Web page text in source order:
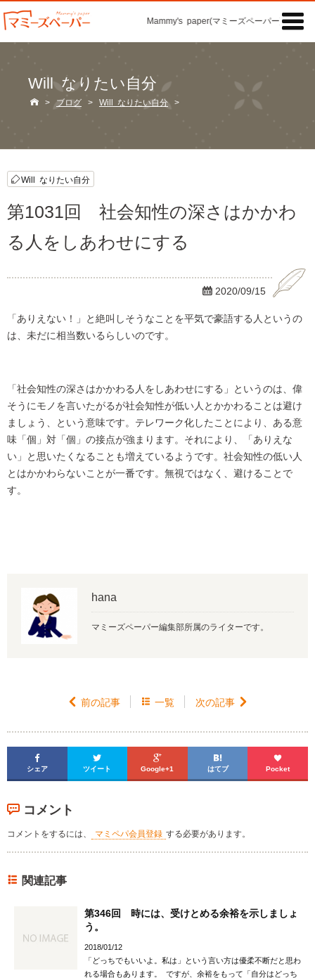
Mammy's paper(マミーズペーパー)の「記事

Will なりたい自分
 > ブログ > Will なりたい自分 >
Will なりたい自分
第1031回 社会知性の深さはかかわ
る人をしあわせにする
 2020/09/15
「ありえない！」と絶叫しそうなことを平気で豪語する人というの
は、未だに相当数いるらしいのです。
「社会知性の深さはかかわる人をしあわせにする」というのは、偉
そうにモノを言いたがるが社会知性が低い人とかかわることは避け
ましょう、という意味です。テレワーク化したことにより、ある意
味「個」対「個」の接点が強まります。それにより、「ありえな
い」と思いたくなることも増えているようです。社会知性の低い人
とはかかわらないことが一番です。無視ではなく、避けることで
す。
hana
マミーズペーパー編集部所属のライターです。
 前の記事  一覧 次の記事 

シェア

ツイート

Google+1

はてブ

Pocket
コメント
コメントをするには、 マミペパ会員登録 する必要があります。
関連記事
第346回 時には、受けとめる余裕を示しましょ
う。
2018/01/12
「どっちでもいいよ。私は」という言い方は優柔不断だと思わ
れる場合もあります。 ですが、余裕をもって「自分はどっち